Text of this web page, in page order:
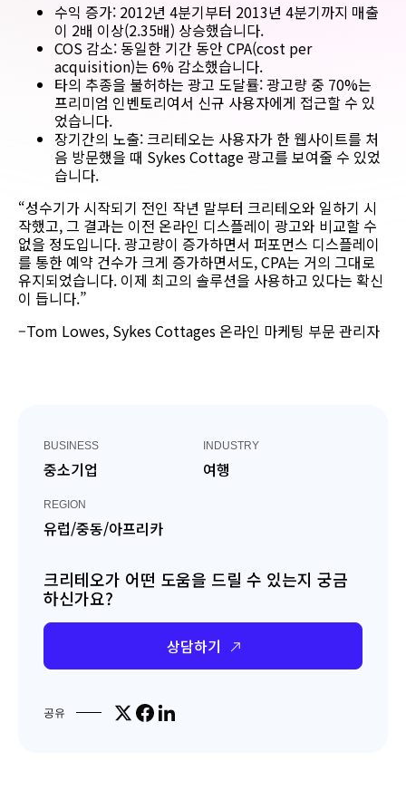
BUSINESS
중소기업
INDUSTRY
여행
REGION
유럽/중동/아프리카
크리테오가 어떤 도움을 드릴 수 있는지 궁금
하신가요?
상담하기
공유 Share on X
Share on Facebook
Share on LinkedIn
수익 증가: 2012년 4분기부터 2013년 4분기까지 매출
이 2배 이상(2.35배) 상승했습니다.
COS 감소: 동일한 기간 동안 CPA(cost per
acquisition)는 6% 감소했습니다.
타의 추종을 불허하는 광고 도달률: 광고량 중 70%는
프리미엄 인벤토리여서 신규 사용자에게 접근할 수 있
었습니다.
장기간의 노출: 크리테오는 사용자가 한 웹사이트를 처
음 방문했을 때 Sykes Cottage 광고를 보여줄 수 있었
습니다.
“성수기가 시작되기 전인 작년 말부터 크리테오와 일하기 시
작했고, 그 결과는 이전 온라인 디스플레이 광고와 비교할 수
없을 정도입니다. 광고량이 증가하면서 퍼포먼스 디스플레이
를 통한 예약 건수가 크게 증가하면서도, CPA는 거의 그대로
유지되었습니다. 이제 최고의 솔루션을 사용하고 있다는 확신
이 듭니다.”
–Tom Lowes, Sykes Cottages 온라인 마케팅 부문 관리자